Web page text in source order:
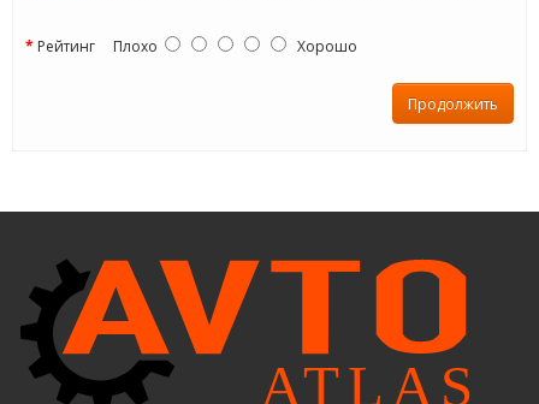
Рейтинг Плохо Хорошо
Продолжить